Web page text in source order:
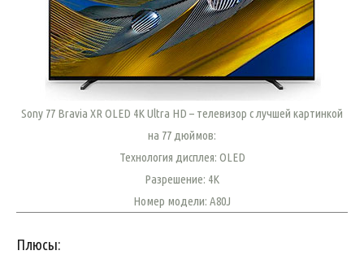
Sony 77 Bravia XR OLED 4K Ultra HD – телевизор с лучшей картинкой
на 77 дюймов:
Технология дисплея: OLED
Разрешение: 4K
Номер модели: A80J
Плюсы: